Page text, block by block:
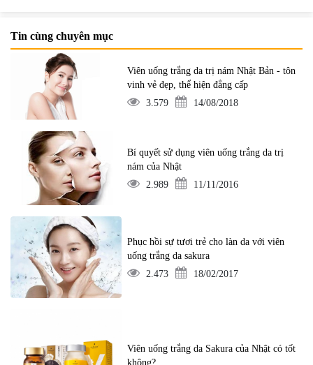
Tin cùng chuyên mục
Viên uống trắng da trị nám Nhật Bản - tôn
vinh vẻ đẹp, thể hiện đẳng cấp
3.579
14/08/2018
Bí quyết sử dụng viên uống trắng da trị
nám của Nhật
2.989
11/11/2016
Phục hồi sự tươi trẻ cho làn da với viên
uống trắng da sakura
2.473
18/02/2017
Viên uống trắng da Sakura của Nhật có tốt
không?